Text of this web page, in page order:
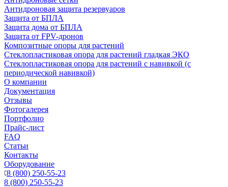
Антидроновая защита резервуаров
Защита от БПЛА
Защита дома от БПЛА
Защита от FPV-дронов
Композитные опоры для растений
Стеклопластиковая опора для растений гладкая ЭКО
Стеклопластиковая опора для растений с навивкой (с
периодической навивкой)
О компании
Документация
Отзывы
Фотогалерея
Портфолио
Прайс-лист
FAQ
Статьи
Контакты
Оборудование
8 (800) 250-55-23
8 (800) 250-55-23